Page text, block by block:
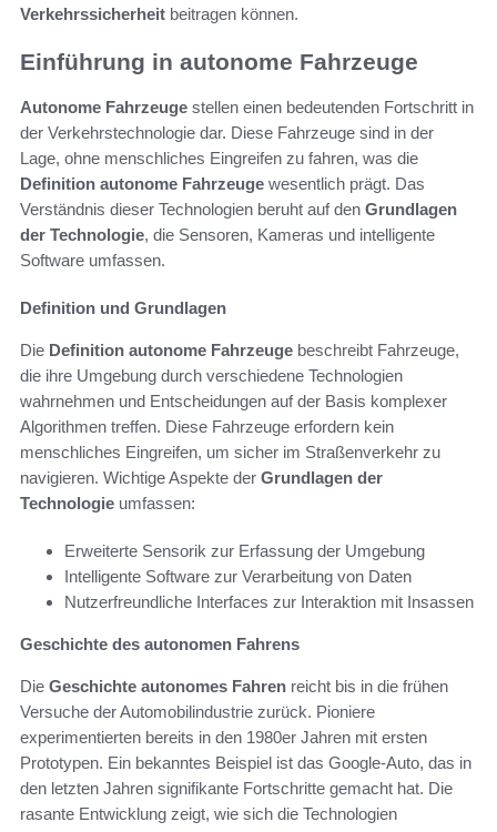
Verkehrssicherheit beitragen können.
Einführung in autonome Fahrzeuge
Autonome Fahrzeuge stellen einen bedeutenden Fortschritt in
der Verkehrstechnologie dar. Diese Fahrzeuge sind in der
Lage, ohne menschliches Eingreifen zu fahren, was die
Definition autonome Fahrzeuge wesentlich prägt. Das
Verständnis dieser Technologien beruht auf den Grundlagen
der Technologie, die Sensoren, Kameras und intelligente
Software umfassen.
Definition und Grundlagen
Die Definition autonome Fahrzeuge beschreibt Fahrzeuge,
die ihre Umgebung durch verschiedene Technologien
wahrnehmen und Entscheidungen auf der Basis komplexer
Algorithmen treffen. Diese Fahrzeuge erfordern kein
menschliches Eingreifen, um sicher im Straßenverkehr zu
navigieren. Wichtige Aspekte der Grundlagen der
Technologie umfassen:
Erweiterte Sensorik zur Erfassung der Umgebung
Intelligente Software zur Verarbeitung von Daten
Nutzerfreundliche Interfaces zur Interaktion mit Insassen
Geschichte des autonomen Fahrens
Die Geschichte autonomes Fahren reicht bis in die frühen
Versuche der Automobilindustrie zurück. Pioniere
experimentierten bereits in den 1980er Jahren mit ersten
Prototypen. Ein bekanntes Beispiel ist das Google-Auto, das in
den letzten Jahren signifikante Fortschritte gemacht hat. Die
rasante Entwicklung zeigt, wie sich die Technologien